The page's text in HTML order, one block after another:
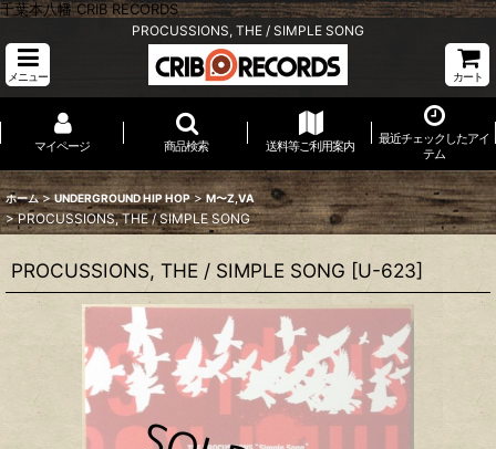
千葉本八幡 CRIB RECORDS
PROCUSSIONS, THE / SIMPLE SONG
メニュー カート
マイページ 商品検索 送料等ご利用案内
最近チェックしたアイ
テム
ホーム > UNDERGROUND HIP HOP > M〜Z,VA
> PROCUSSIONS, THE / SIMPLE SONG
PROCUSSIONS, THE / SIMPLE SONG [U-623]